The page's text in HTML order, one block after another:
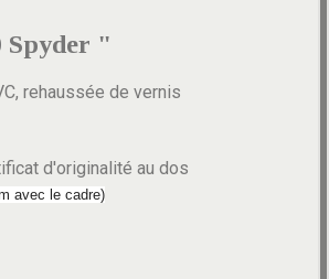
Spyder "
rehaussée de vernis
d'originalité au dos
avec le cadre)